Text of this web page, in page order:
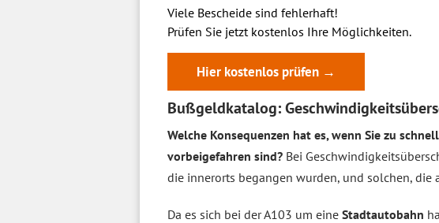
Viele Bescheide sind fehlerhaft!
Prüfen Sie jetzt kostenlos Ihre Möglichkeiten.
Hier kostenlos prüfen →
Bußgeldkatalog:
Welche Konsequenzen hat es, wenn Sie zu
vorbeigefahren sind? Bei
die innerorts begangen wurden, und solchen, die
Da es sich bei der A103 um eine Stadtautobahn